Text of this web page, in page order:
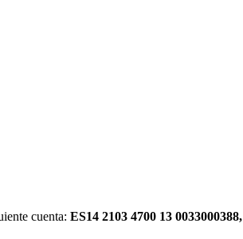
cuenta: ES14 2103 4700 13 0033000388,